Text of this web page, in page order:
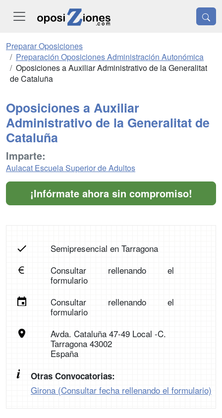
Preparar Oposiciones
Preparación Oposiciones Administración Autonómica
Oposiciones a Auxiliar Administrativo de la Generalitat
de Cataluña
Oposiciones a Auxiliar
Administrativo de la Generalitat de
Cataluña
Imparte:
Aulacat Escuela Superior de Adultos
¡Infórmate ahora sin compromiso!
Semipresencial en Tarragona
Consultar rellenando el
formulario
Consultar rellenando el
formulario
Avda. Cataluña 47-49 Local -C.
Tarragona 43002
España
Otras Convocatorias:
Girona (Consultar fecha rellenando el formulario)